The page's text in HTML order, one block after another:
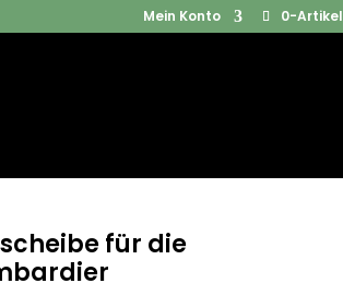
Mein Konto 0-Artikel
Products
für die